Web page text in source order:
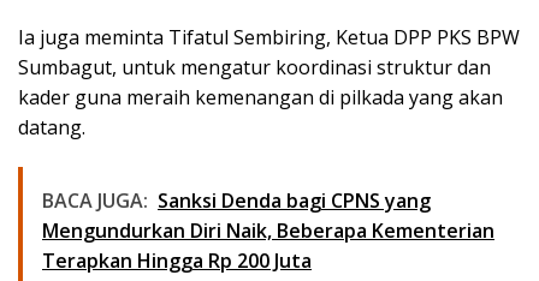
Ia juga meminta Tifatul Sembiring, Ketua DPP PKS BPW
Sumbagut, untuk mengatur koordinasi struktur dan
kader guna meraih kemenangan di pilkada yang akan
datang.
BACA JUGA: Sanksi Denda bagi CPNS yang
Mengundurkan Diri Naik, Beberapa Kementerian
Terapkan Hingga Rp 200 Juta